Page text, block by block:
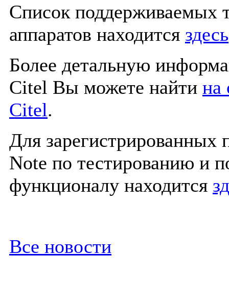
Список поддерживаемых
аппаратов находится здесь
Более детальную
Citel Вы можете найти на
Citel.
Для зарегистрированных
Note по тестированию и
функционалу находится
Все новости